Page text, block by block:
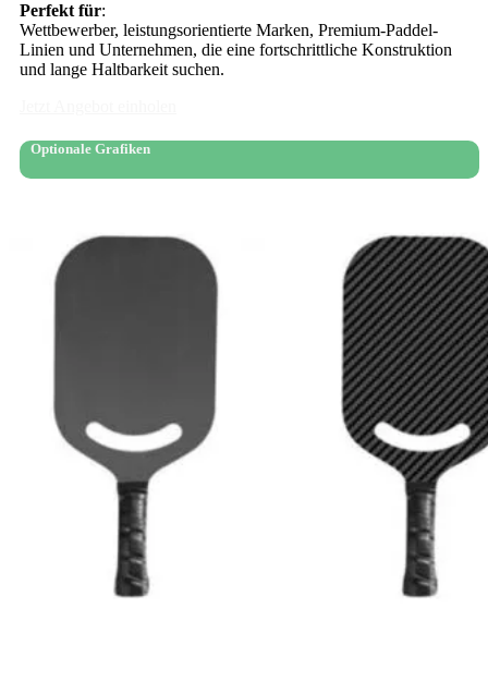
Perfekt für:
Wettbewerber, leistungsorientierte Marken, Premium-Paddel-
Linien und Unternehmen, die eine fortschrittliche Konstruktion
und lange Haltbarkeit suchen.
Optionale Grafiken